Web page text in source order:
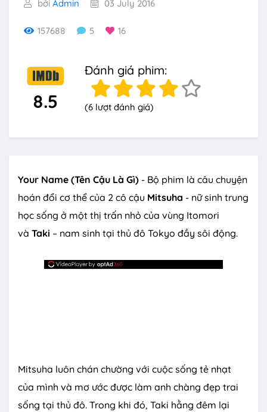
bởi Admin 03 July 2016
157688 5 16
8.5
Đánh giá phim:
(6 lượt đánh giá)
Your Name (Tên Cậu Là Gì) - Bộ phim là câu chuyện
hoán đổi cơ thể của 2 cô cậu Mitsuha - nữ sinh trung
học sống ở một thị trấn nhỏ của vùng Itomori
và Taki – nam sinh tại thủ đô Tokyo đầy sôi động.
Mitsuha luôn chán chường với cuộc sống tẻ nhạt
của mình và mơ ước được làm anh chàng đẹp trai
sống tại thủ đô. Trong khi đó, Taki hằng đêm lại